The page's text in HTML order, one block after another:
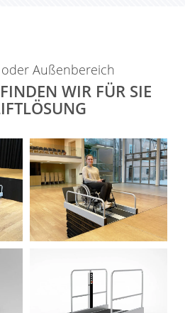
Außenbereich
WIR FÜR SIE
obere Haltestelle